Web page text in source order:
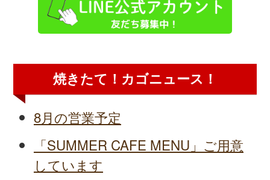
焼きたて！カゴニュース！
8月の営業予定
「SUMMER CAFE MENU」ご用意
しています